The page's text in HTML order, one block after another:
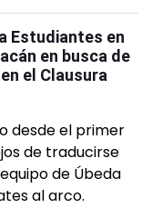
Estudiantes en
en busca de
el Clausura
desde el primer
de traducirse
de Úbeda
al arco.